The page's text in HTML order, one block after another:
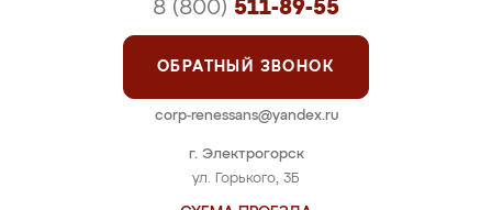
г. Электрогорск
ул. Горького, 3Б
8 (800) 511-89-55
ОБРАТНЫЙ ЗВОНОК
corp-renessans@yandex.ru